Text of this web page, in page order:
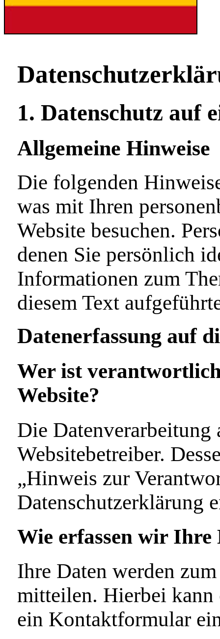
1. Datenschutz auf
Allgemeine Hinweise
Die folgenden
was mit Ihren
Website besuchen.
denen Sie persönlich
Informationen zum
diesem Text
Datenerfassung auf
Wer ist
Website?
Die Datenverarbeitung
Websitebetreiber.
„Hinweis zur
Datenschutzerklärung
Wie erfassen wir Ihre
Ihre Daten werden
mitteilen. Hierbei kann
ein Kontaktformular